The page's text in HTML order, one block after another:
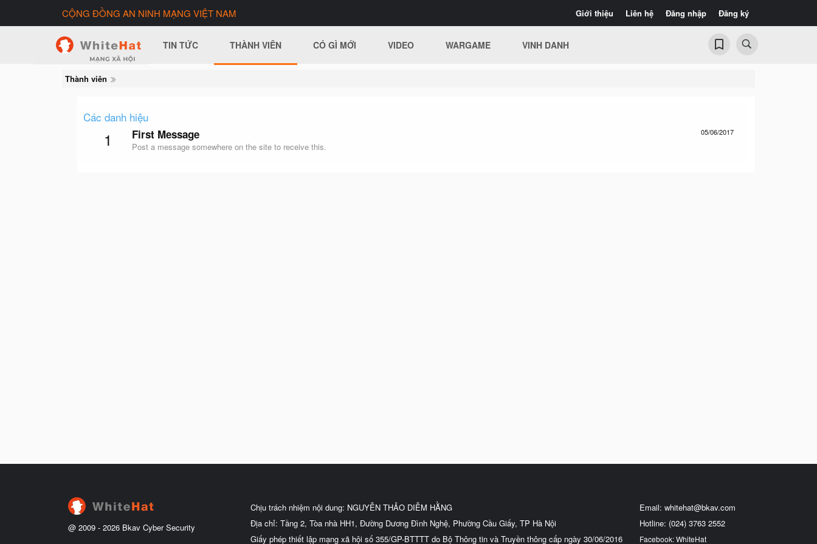
Giới thiệu Liên hệ Đăng nhập Đăng ký
CỘNG ĐỒNG AN NINH MẠNG VIỆT NAM
TIN TỨC THÀNH VIÊN CÓ GÌ MỚI VIDEO WARGAME VINH DANH
Thành viên
Các danh hiệu
1 05/06/2017
First Message
Post a message somewhere on the site to receive this.
@ 2009 - 2026 Bkav Cyber Security
Chịu trách nhiệm nội dung: NGUYỄN THẢO DIỄM HẰNG
Địa chỉ: Tầng 2, Tòa nhà HH1, Đường Dương Đình Nghệ, Phường Cầu Giấy, TP Hà Nội
Giấy phép thiết lập mạng xã hội số 355/GP-BTTTT do Bộ Thông tin và Truyền thông cấp ngày 30/06/2016
Email: whitehat@bkav.com
Hotline: (024) 3763 2552
Facebook: WhiteHat